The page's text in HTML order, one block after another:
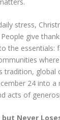
stress,
give
the essentials:
tradition, global
24 into
acts of
Never